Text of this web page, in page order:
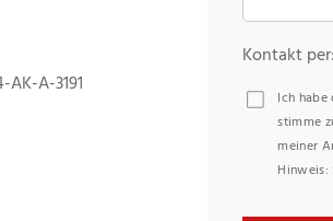
AK-A-3191
Kontakt per:
Ich habe
stimme
meiner